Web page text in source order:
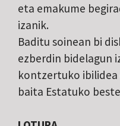
eta emakume
izanik.
Baditu soinean bi
ezberdin bidelagun
kontzertuko ibilidea
baita Estatuko